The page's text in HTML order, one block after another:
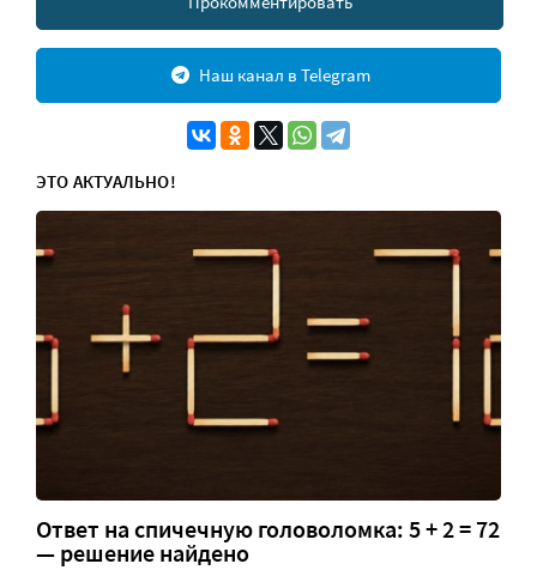
Наш канал в Telegram
ЭТО АКТУАЛЬНО!
Ответ на спичечную головоломка: 5 + 2 = 72
— решение найдено